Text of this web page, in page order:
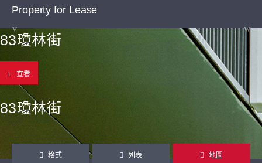
Property for Lease
83瓊林街
查看
83瓊林街
格式 列表 地圖